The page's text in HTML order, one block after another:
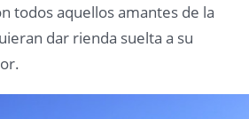
todos aquellos amantes de la
dar rienda suelta a su